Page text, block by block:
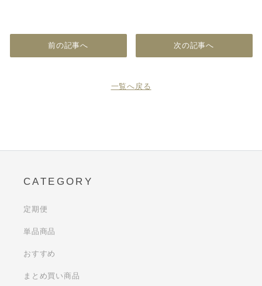
前の記事へ
一覧へ戻る
次の記事へ
CATEGORY
定期便
単品商品
おすすめ
まとめ買い商品